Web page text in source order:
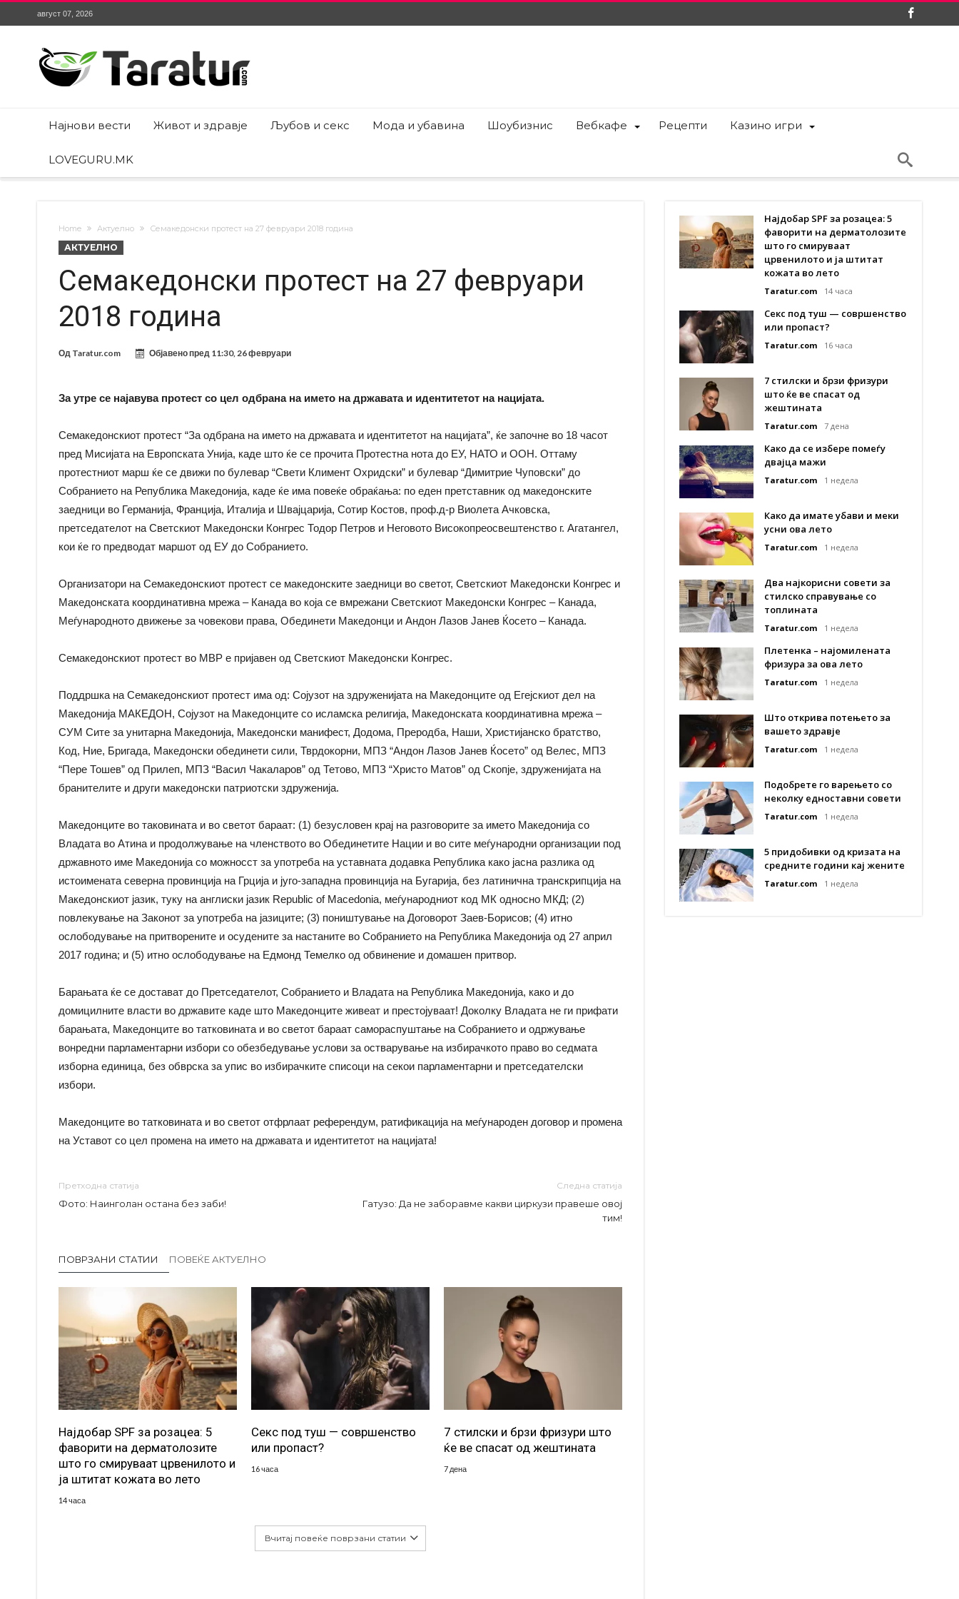
август 07, 2026
Најнови вести Живот и здравје Љубов и секс Мода и убавина Шоубизнис Вебкафе Рецепти Казино игри
LOVEGURU.MK
Home Актуелно Семакедонски протест на 27 февруари 2018 година
АКТУЕЛНО
Семакедонски протест на 27 февруари
2018 година
Од Taratur.com Објавено пред 11:30, 26 февруари
За утре се најавува протест со цел одбрана на името на државата и идентитетот на нацијата.
Семакедонскиот протест “За одбрана на името на државата и идентитетот на нацијата”, ќе започне во 18 часот
пред Мисијата на Европската Унија, каде што ќе се прочита Протестна нота до ЕУ, НАТО и ООН. Оттаму
протестниот марш ќе се движи по булевар “Свети Климент Охридски” и булевар “Димитрие Чуповски” до
Собранието на Република Македонија, каде ќе има повеќе обраќања: по еден претставник од македонските
заедници во Германија, Франција, Италија и Швајцарија, Сотир Костов, проф.д-р Виолета Ачковска,
претседателот на Светскиот Македонски Конгрес Тодор Петров и Неговото Високопреосвештенство г. Агатангел,
кои ќе го предводат маршот од ЕУ до Собранието.
Организатори на Семакедонскиот протест се македонските заедници во светот, Светскиот Македонски Конгрес и
Македонската координативна мрежа – Канада во која се вмрежани Светскиот Македонски Конгрес – Канада,
Меѓународното движење за човекови права, Обединети Македонци и Андон Лазов Јанев Ќосето – Канада.
Семакедонскиот протест во МВР е пријавен од Светскиот Македонски Конгрес.
Поддршка на Семакедонскиот протест има од: Сојузот на здруженијата на Македонците од Егејскиот дел на
Македонија МАКЕДОН, Сојузот на Македонците со исламска религија, Македонската координативна мрежа –
СУМ Сите за унитарна Македонија, Македонски манифест, Додома, Преродба, Наши, Христијанско братство,
Код, Ние, Бригада, Македонски обединети сили, Тврдокорни, МПЗ “Андон Лазов Јанев Ќосето” од Велес, МПЗ
“Пере Тошев” од Прилеп, МПЗ “Васил Чакаларов” од Тетово, МПЗ “Христо Матов” од Скопје, здруженијата на
бранителите и други македонски патриотски здруженија.
Македонците во таковината и во светот бараат: (1) безусловен крај на разговорите за името Македонија со
Владата во Атина и продолжување на членството во Обединетите Нации и во сите меѓународни организации под
државното име Македонија со можносст за употреба на уставната додавка Република како јасна разлика од
истоимената северна провинција на Грција и југо-западна провинција на Бугарија, без латинична транскрипција на
Македонскиот јазик, туку на англиски јазик Republic of Macedonia, меѓународниот код МК односно МКД; (2)
повлекување на Законот за употреба на јазиците; (3) поништување на Договорот Заев-Борисов; (4) итно
ослободување на притворените и осудените за настаните во Собранието на Република Македонија од 27 април
2017 година; и (5) итно ослободување на Едмонд Темелко од обвинение и домашен притвор.
Барањата ќе се достават до Претседателот, Собранието и Владата на Република Македонија, како и до
домицилните власти во државите каде што Македонците живеат и престојуваат! Доколку Владата не ги прифати
барањата, Македонците во татковината и во светот бараат самораспуштање на Собранието и одржување
вонредни парламентарни избори со обезбедување услови за остварување на избирачкото право во седмата
изборна единица, без обврска за упис во избирачките списоци на секои парламентарни и претседателски
избори.
Македонците во татковината и во светот отфрлаат референдум, ратификација на меѓународен договор и промена
на Уставот со цел промена на името на државата и идентитетот на нацијата!
Претходна статија
Фото: Наинголан остана без заби!
Следна статија
Гатузо: Да не заборавме какви циркузи правеше овој
тим!
ПОВРЗАНИ СТАТИИ ПОВЕЌЕ АКТУЕЛНО
Најдобар SPF за розацеа: 5
фаворити на дерматолозите
што го смируваат црвенилото и
ја штитат кожата во лето
14 часа
Секс под туш — совршенство
или пропаст?
16 часа
7 стилски и брзи фризури што
ќе ве спасат од жештината
7 дена
Вчитај повеќе поврзани статии
Најдобар SPF за розацеа: 5
фаворити на дерматолозите
што го смируваат
црвенилото и ја штитат
кожата во лето
Taratur.com 14 часа
Секс под туш — совршенство
или пропаст?
Taratur.com 16 часа
7 стилски и брзи фризури
што ќе ве спасат од
жештината
Taratur.com 7 дена
Како да се избере помеѓу
двајца мажи
Taratur.com 1 недела
Како да имате убави и меки
усни ова лето
Taratur.com 1 недела
Два најкорисни совети за
стилско справување со
топлината
Taratur.com 1 недела
Плетенка – најомилената
фризура за ова лето
Taratur.com 1 недела
Што открива потењето за
вашето здравје
Taratur.com 1 недела
Подобрете го варењето со
неколку едноставни совети
Taratur.com 1 недела
5 придобивки од кризата на
средните години кај жените
Taratur.com 1 недела